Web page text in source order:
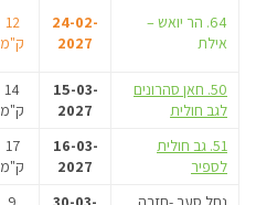
64. הר יואש –
אילת
24-02-
2027
12
ק"מ
50. חאן סהרונים
לגב חולית
15-03-
2027
14
ק"מ
51. גב חולית
לספיר
16-03-
2027
17
ק"מ